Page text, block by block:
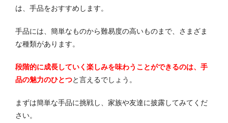
は、手品をおすすめします。
手品には、簡単なものから難易度の高いものまで、さまざま
な種類があります。
段階的に成長していく楽しみを味わうことができるのは、手
品の魅力のひとつと言えるでしょう。
まずは簡単な手品に挑戦し、家族や友達に披露してみてくだ
さい。